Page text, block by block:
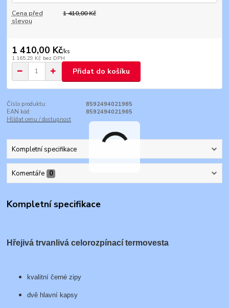
Cena před
slevou
1 410,00 Kč
1 410,00 Kč/ks
1 165,29 Kč bez DPH
Přidat do košíku
Číslo produktu:
8592494021965
EAN kód:
8592494021965
Hlídat cenu / dostupnost
Kompletní specifikace
Komentáře 0
Kompletní specifikace
Hřejivá trvanlivá celorozpínací termovesta
kvalitní černé zipy
dvě hlavní kapsy